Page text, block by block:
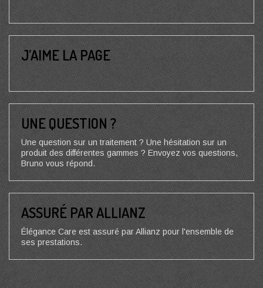
J’AIME LA PAGE
UNE QUESTION ?
Une question sur un traitement ? Une hésitation sur un
produit des différentes gammes ? Envoyez vos questions,
Bruno vous répond.
ASSURÉ PAR ALLIANZ
Élégance Care est assuré par Allianz pour l'ensemble de
ses prestations.